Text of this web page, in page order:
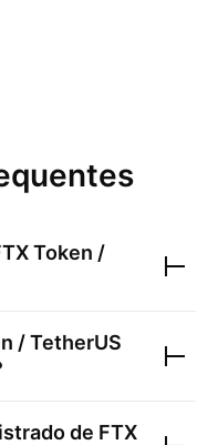
Token /
/ TetherUS
de FTX